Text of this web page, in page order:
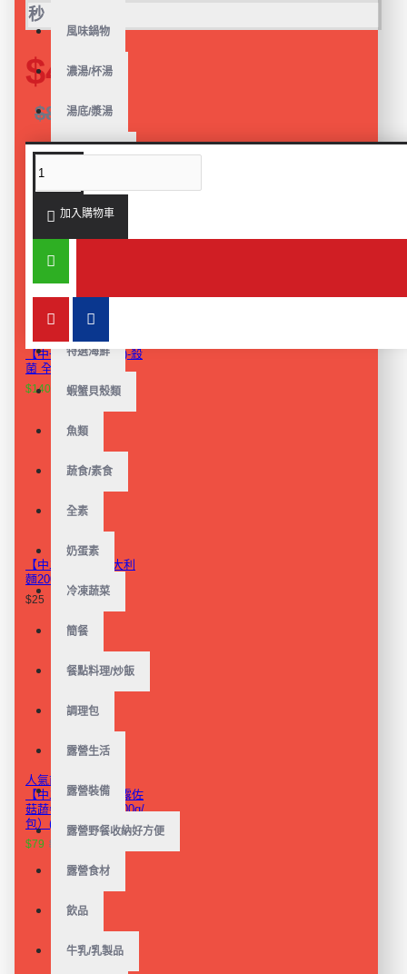
風味鍋物
濃湯/杯湯
湯底/漿湯
火鍋好朋友
人氣點點心
西式麵包
特選海鮮
蝦蟹貝殼類
魚類
蔬食/素食
全素
奶蛋素
冷凍蔬菜
簡餐
餐點料理/炒飯
調理包
露營生活
露營裝備
露營野餐收納好方便
露營食材
飲品
牛乳/乳製品
秒
$49
$89
加入購物車
類似商品
【中一食品】(冷凍)-殺
菌 全蛋液1kg/包
$140 $250
【中二廚 】熟義大利
麵200g/包
$25
人氣商品植物蛋白!
【中二廚】法式松露佐
菇蔬牛腱(奶素)（200g/
包）(非盒裝)
$79 $119